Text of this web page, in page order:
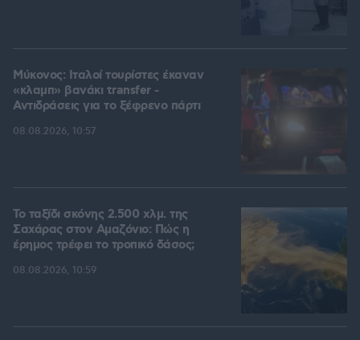
Μύκονος: Ιταλοί τουρίστες έκαναν
«κλαμπ» βανάκι transfer -
Αντιδράσεις για το ξέφρενο πάρτι
08.08.2026, 10:57
Το ταξίδι σκόνης 2.500 χλμ. της
Σαχάρας στον Αμαζόνιο: Πώς η
έρημος τρέφει το τροπικό δάσος;
08.08.2026, 10:59